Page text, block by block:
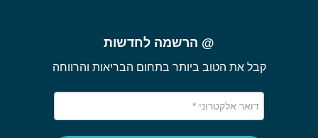
@ הרשמה לחדשות
קבל את הטוב ביותר בתחום הבריאות והרווחה